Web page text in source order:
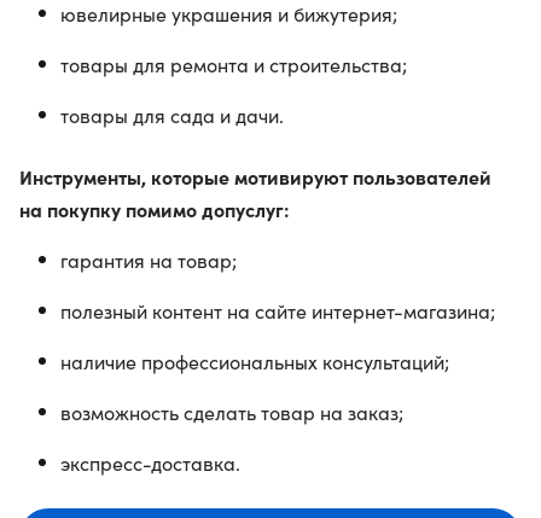
ювелирные украшения и бижутерия;
товары для ремонта и строительства;
товары для сада и дачи.
Инструменты, которые мотивируют пользователей
на покупку помимо допуслуг:
гарантия на товар;
полезный контент на сайте интернет-магазина;
наличие профессиональных консультаций;
возможность сделать товар на заказ;
экспресс-доставка.